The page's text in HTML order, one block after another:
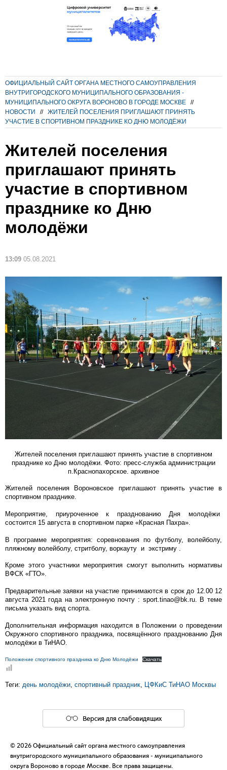
ОФИЦИАЛЬНЫЙ САЙТ ОРГАНА МЕСТНОГО САМОУПРАВЛЕНИЯ
ВНУТРИГОРОДСКОГО МУНИЦИПАЛЬНОГО ОБРАЗОВАНИЯ -
МУНИЦИПАЛЬНОГО ОКРУГА ВОРОНОВО В ГОРОДЕ МОСКВЕ
//
НОВОСТИ
//
ЖИТЕЛЕЙ ПОСЕЛЕНИЯ ПРИГЛАШАЮТ ПРИНЯТЬ
УЧАСТИЕ В СПОРТИВНОМ ПРАЗДНИКЕ КО ДНЮ МОЛОДЁЖИ
Жителей поселения
приглашают принять
участие в спортивном
празднике ко Дню
молодёжи
13:09 05.08.2021
Жителей поселения приглашают принять участие в спортивном
празднике ко Дню молодёжи. Фото: пресс-служба администрации
п.Краснопахорское. архивное
Жителей поселения Вороновское приглашают принять участие в
спортивном празднике.
Мероприятие, приуроченное к празднованию Дня молодёжи
состоится 15 августа в спортивном парке «Красная Пахра».
В программе мероприятия: соревнования по футболу, волейболу,
пляжному волейболу, стритболу, воркауту и экстриму .
Кроме этого участники мероприятия смогут выполнить нормативы
ВФСК «ГТО».
Предварительные заявки на участие принимаются в срок до 12.00 12
августа 2021 года на электронную почту : sport.tinao@bk.ru. В теме
письма указать вид спорта.
Дополнительная информация находится в Положении о проведении
Окружного спортивного праздника, посвящённого празднованию Дня
молодёжи в ТиНАО.
Положение спортивного праздника ко Дню Молодёжи Скачать
Теги: день молодёжи, спортивный праздник, ЦФКиС ТиНАО Москвы
Версия для слабовидящих
© 2026 Официальный сайт органа местного самоуправления
внутригородского муниципального образования - муниципального
округа Вороново в городе Москве. Все права защищены.